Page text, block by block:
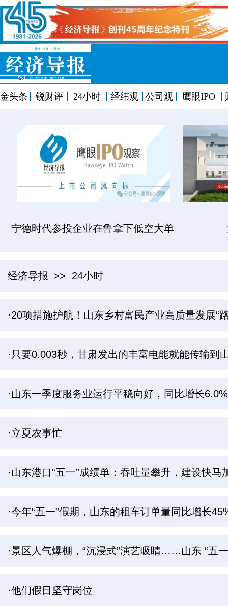
金头条 锐财评 24小时 经纬观 公司观 鹰眼IPO
宁德时代参投企业在鲁拿下低空大单
经济导报 >> 24小时
·20项措施护航！山东乡村富民产业高质量发展“
·只要0.003秒，甘肃发出的丰富电能就能传输到
·山东一季度服务业运行平稳向好，同比增长6.0%
·立夏农事忙
·山东港口“五一”成绩单：吞吐量攀升，建设快马
·今年“五一”假期，山东的租车订单量同比增长
·景区人气爆棚，“沉浸式”演艺吸睛……山东 “五
·他们假日坚守岗位